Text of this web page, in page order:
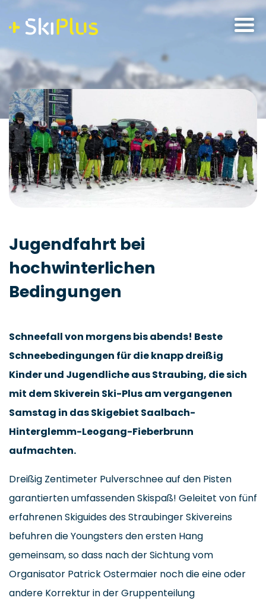
content
Jugendfahrt bei
hochwinterlichen
Bedingungen
Schneefall von morgens bis abends! Beste
Schneebedingungen für die knapp dreißig
Kinder und Jugendliche aus Straubing, die sich
mit dem Skiverein Ski-Plus am vergangenen
Samstag in das Skigebiet Saalbach-
Hinterglemm-Leogang-Fieberbrunn
aufmachten.
Dreißig Zentimeter Pulverschnee auf den Pisten
garantierten umfassenden Skispaß! Geleitet von fünf
erfahrenen Skiguides des Straubinger Skivereins
befuhren die Youngsters den ersten Hang
gemeinsam, so dass nach der Sichtung vom
Organisator Patrick Ostermaier noch die eine oder
andere Korrektur in der Gruppenteilung